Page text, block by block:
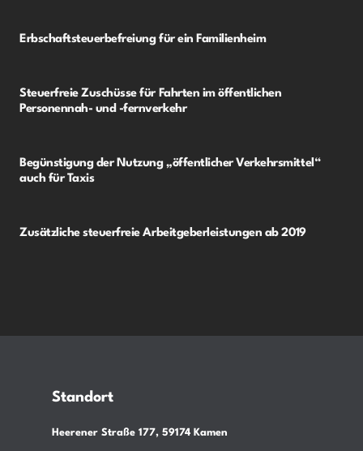
Erbschaftsteuerbefreiung für ein Familienheim
Steuerfreie Zuschüsse für Fahrten im öffentlichen
Personennah- und -fernverkehr
Begünstigung der Nutzung „öffentlicher Verkehrsmittel“
auch für Taxis
Zusätzliche steuerfreie Arbeitgeberleistungen ab 2019
Standort
Heerener Straße 177, 59174 Kamen